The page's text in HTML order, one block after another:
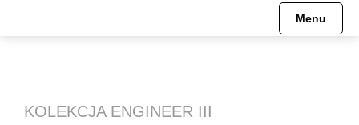
Menu
KOLEKCJA ENGINEER III